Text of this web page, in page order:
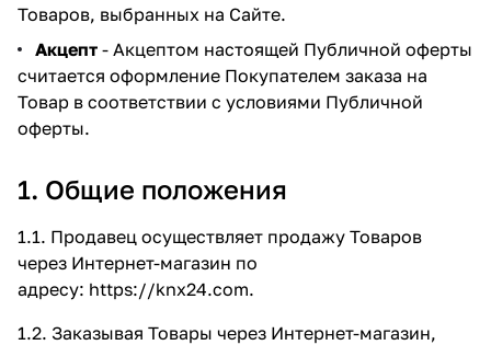
Товаров, выбранных на Сайте.
Акцепт - Акцептом настоящей Публичной оферты
считается оформление Покупателем заказа на
Товар в соответствии с условиями Публичной
оферты.
1. Общие положения
1.1. Продавец осуществляет продажу Товаров
через Интернет-магазин по
адресу: https://knx24.com.
1.2. Заказывая Товары через Интернет-магазин,